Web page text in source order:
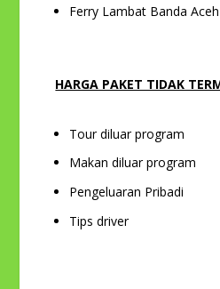
Ferry Lambat Banda
HARGA PAKET TIDAK
Tour diluar program
Makan diluar program
Pengeluaran Pribadi
Tips driver